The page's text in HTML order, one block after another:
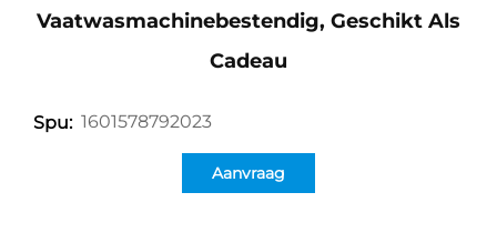
Vaatwasmachinebestendig, Geschikt Als
Cadeau
Spu: 1601578792023
Aanvraag